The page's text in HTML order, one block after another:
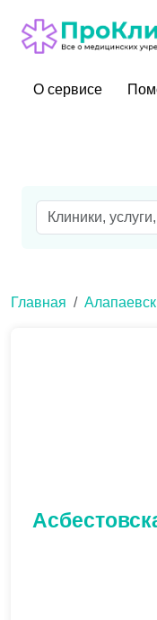
О сервисе
Главная Алапаевск